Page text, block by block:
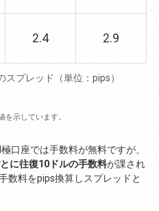
2.4 2.9
プレッド（単位：pips）
を示しています。
口座では手数料が無料ですが、
に往復10ドルの手数料が課され
数料をpips換算しスプレッドと